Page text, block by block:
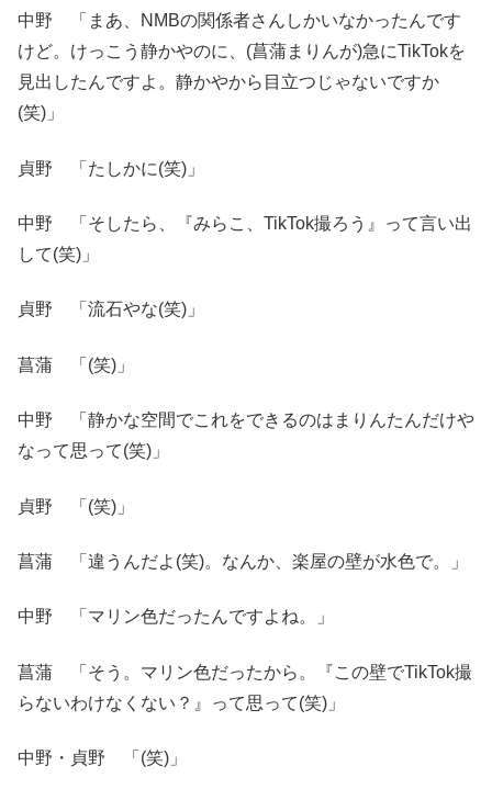
中野 「まあ、NMBの関係者さんしかいなかったんです
けど。けっこう静かやのに、(菖蒲まりんが)急にTikTokを
見出したんですよ。静かやから目立つじゃないですか
(笑)」
貞野 「たしかに(笑)」
中野 「そしたら、『みらこ、TikTok撮ろう』って言い出
して(笑)」
貞野 「流石やな(笑)」
菖蒲 「(笑)」
中野 「静かな空間でこれをできるのはまりんたんだけや
なって思って(笑)」
貞野 「(笑)」
菖蒲 「違うんだよ(笑)。なんか、楽屋の壁が水色で。」
中野 「マリン色だったんですよね。」
菖蒲 「そう。マリン色だったから。『この壁でTikTok撮
らないわけなくない？』って思って(笑)」
中野・貞野 「(笑)」